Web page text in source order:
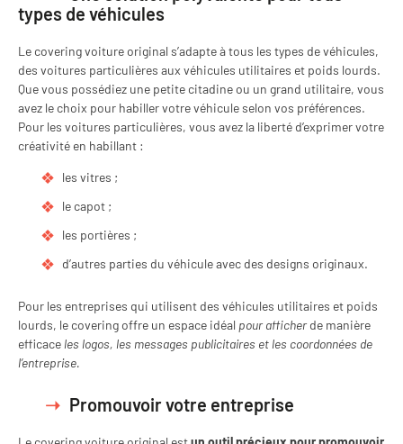
types de véhicules
Le covering voiture original s’adapte à tous les types de véhicules,
des voitures particulières aux véhicules utilitaires et poids lourds.
Que vous possédiez une petite citadine ou un grand utilitaire, vous
avez le choix pour habiller votre véhicule selon vos préférences.
Pour les voitures particulières, vous avez la liberté d’exprimer votre
créativité en habillant :
les vitres ;
le capot ;
les portières ;
d’autres parties du véhicule avec des designs originaux.
Pour les entreprises qui utilisent des véhicules utilitaires et poids
lourds, le covering offre un espace idéal pour afficherde manière
efficace les logos, les messages publicitaires et les coordonnées de
l’entreprise.
Promouvoir votre entreprise